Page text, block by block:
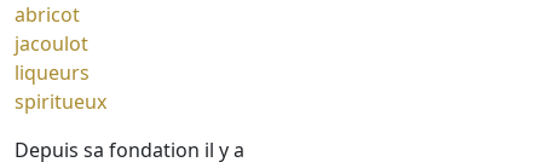
abricot
jacoulot
liqueurs
spiritueux
Depuis sa fondation il y a